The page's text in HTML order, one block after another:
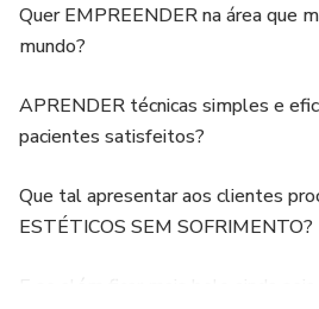
Quer EMPREENDER na área que
mundo?
APRENDER técnicas simples e
pacientes satisfeitos?
Que tal apresentar aos clientes
ESTÉTICOS SEM SOFRIMENTO?